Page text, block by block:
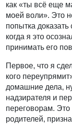
как «ты всё еще
моей воли». Это
попытка
когда я это
принимать его
Первое, что я
кого
домашние дела,
надзирателя и
переговорам. Это
родителей,